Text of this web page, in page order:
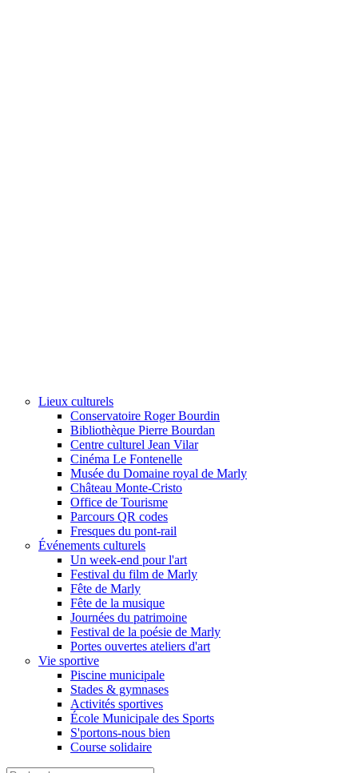
Lieux culturels
Conservatoire Roger Bourdin
Bibliothèque Pierre Bourdan
Centre culturel Jean Vilar
Cinéma Le Fontenelle
Musée du Domaine royal de Marly
Château Monte-Cristo
Office de Tourisme
Parcours QR codes
Fresques du pont-rail
Événements culturels
Un week-end pour l'art
Festival du film de Marly
Fête de Marly
Fête de la musique
Journées du patrimoine
Festival de la poésie de Marly
Portes ouvertes ateliers d'art
Vie sportive
Piscine municipale
Stades & gymnases
Activités sportives
École Municipale des Sports
S'portons-nous bien
Course solidaire